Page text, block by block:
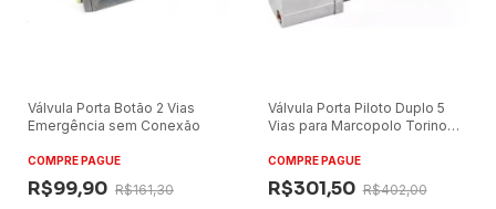
Válvula Porta Botão 2 Vias
Emergência sem Conexão
COMPRE PAGUE
R$99,90 R$161,30
Válvula Porta Piloto Duplo 5
Vias para Marcopolo Torino
COMPRE PAGUE
R$301,50 R$402,00